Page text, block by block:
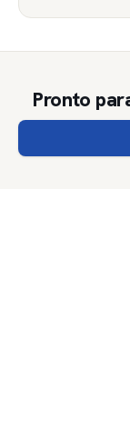
Pronto